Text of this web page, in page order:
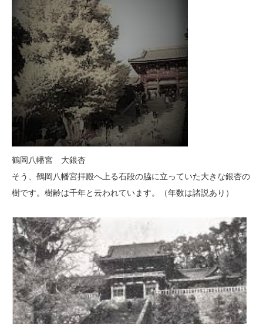
鶴岡八幡宮 大銀杏
そう、鶴岡八幡宮拝殿へ上る石段の脇に立っていた大きな銀杏の
樹です。樹齢は千年と云われています。（年数は諸説あり）